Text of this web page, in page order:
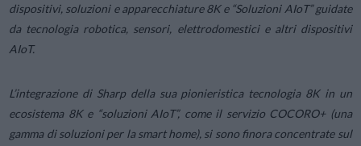
dispositivi, soluzioni e apparecchiature 8K e “Soluzioni AIoT” guidate
da tecnologia robotica, sensori, elettrodomestici e altri dispositivi
AIoT.
L’integrazione di Sharp della sua pionieristica tecnologia 8K in un
ecosistema 8K e “soluzioni AIoT”, come il servizio COCORO+ (una
gamma di soluzioni per la smart home), si sono finora concentrate sul